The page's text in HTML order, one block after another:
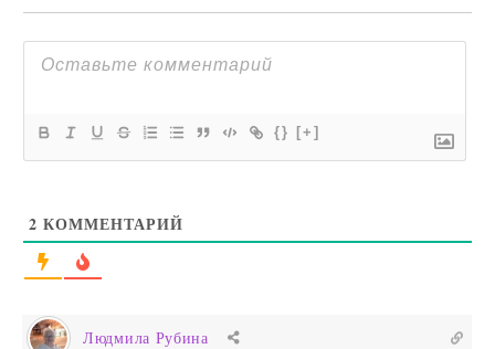
{} [+]
2 КОММЕНТАРИЙ
Людмила Рубина